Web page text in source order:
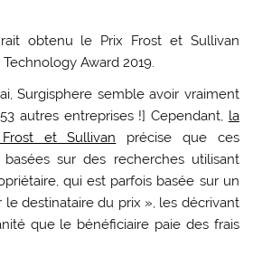
obtenu le Prix Frost et Sullivan
Award 2019.
Surgisphere semble avoir vraiment
autres entreprises !] Cependant, la
et Sullivan précise que ces
sur des recherches utilisant
qui est parfois basée sur un
destinataire du prix », les décrivant
que le bénéficiaire paie des frais